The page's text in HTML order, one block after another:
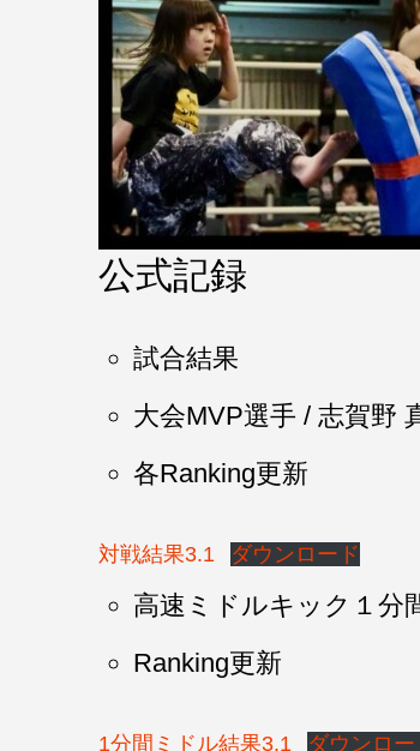
公式記録
試合結果
大会MVP選手 / 志賀野
各Ranking更新
対戦結果3.1 ダウンロード
高速ミドルキック１分
Ranking更新
1分間ミドル結果3.1 ダウンロー